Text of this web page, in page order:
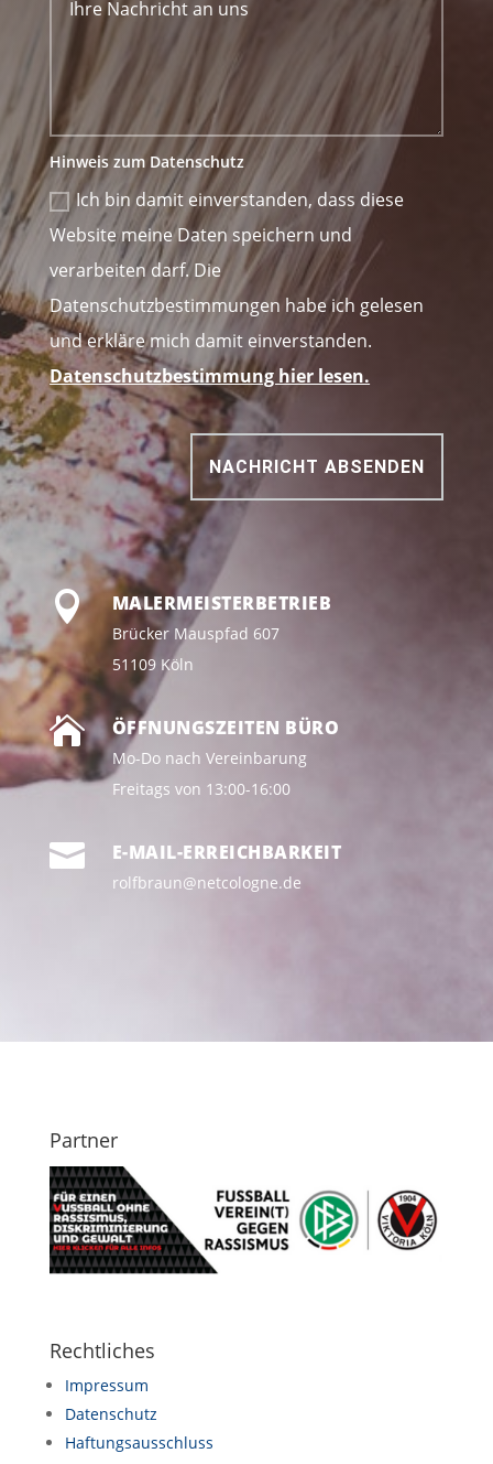
Hinweis zum Datenschutz
Ich bin damit einverstanden, dass diese
Website meine Daten speichern und
verarbeiten darf. Die
Datenschutzbestimmungen habe ich gelesen
und erkläre mich damit einverstanden.
Datenschutzbestimmung hier lesen.
NACHRICHT ABSENDEN
 MALERMEISTERBETRIEB
Brücker Mauspfad 607
51109 Köln
 ÖFFNUNGSZEITEN BÜRO
Mo-Do nach Vereinbarung
Freitags von 13:00-16:00
 E-MAIL-ERREICHBARKEIT
rolfbraun@netcologne.de
Partner
Rechtliches
Impressum
Datenschutz
Haftungsausschluss